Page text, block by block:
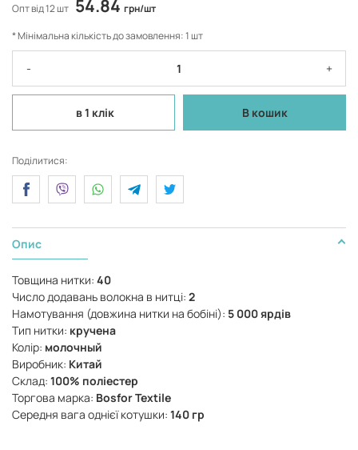
Опт від 12 шт 54.84 грн/шт
* Мінімальна кількість до замовлення: 1 шт
- +
в 1 клік В кошик
Поділитися:
Опис
Товщина нитки: 40
Число додавань волокна в нитці: 2
Намотування (довжина нитки на бобіні): 5 000 ярдів
Тип нитки: кручена
Колір: молочный
Виробник: Китай
Склад: 100% поліестер
Торгова марка: Bosfor Textile
Середня вага однієї котушки: 140 гр